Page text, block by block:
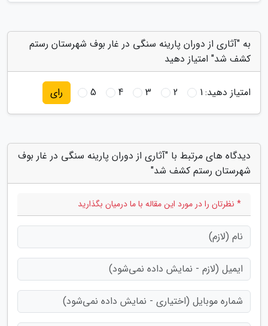
به "آثاری از دوران پارینه سنگی در غار بوف شهرستان رستم
کشف شد" امتیاز دهید
امتیاز دهید:1
2
3
4
5 رای
دیدگاه های مرتبط با "آثاری از دوران پارینه سنگی در غار بوف
شهرستان رستم کشف شد"
* نظرتان را در مورد این مقاله با ما درمیان بگذارید